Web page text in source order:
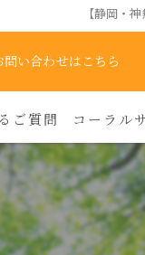
【静岡・
問い合わせはこちら
ご質問 コーラル
人間関係
霊感